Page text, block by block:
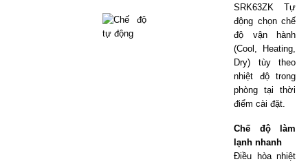
SRK63ZK Tự
động chọn chế
độ vận hành
(Cool, Heating,
Dry) tùy theo
nhiệt độ trong
phòng tại thời
điểm cài đặt.
Chế độ làm
lạnh nhanh
Điều hòa nhiệt